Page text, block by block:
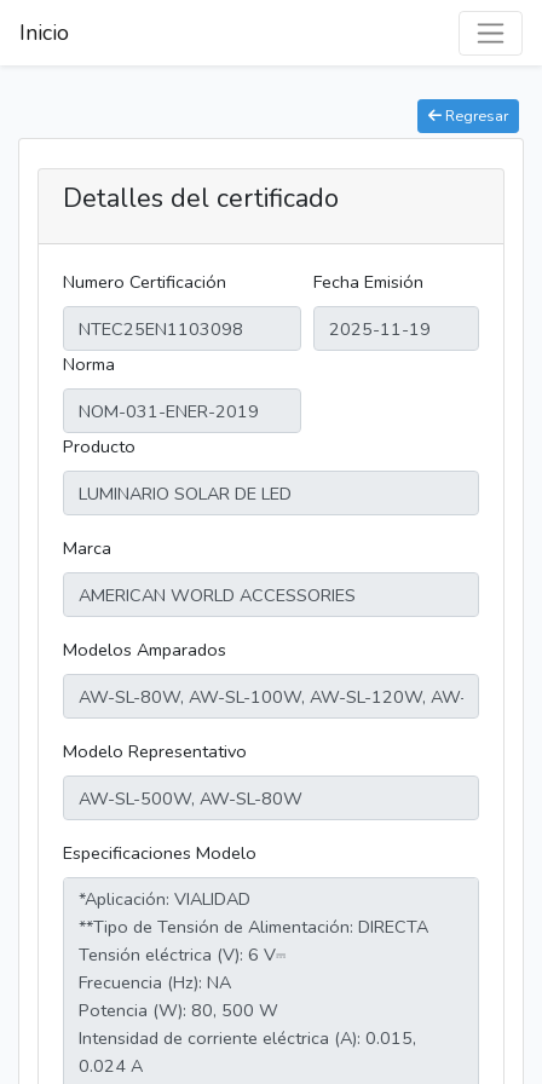
Inicio
Regresar
Detalles del certificado
Numero Certificación Fecha Emisión
Norma
Producto
Marca
Modelos Amparados
Modelo Representativo
Especificaciones Modelo